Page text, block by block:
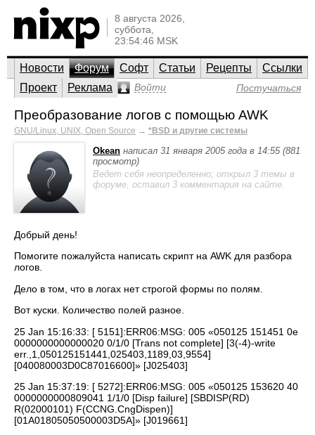
8 августа 2026,
суббота,
23:54:46 MSK
Новости Форум Софт Статьи Рецепты
Ссылки
Проект
Реклама Войти Постучаться
Преобразование логов с помощью AWK
GNU/Linux, UNIX, Open Source → *BSD и другие системы
Okean написал 31 января 2005 года в 14:55 (881
просмотр)
Ведет себя неопределенно; открыл 3 темы в
форуме, оставил 3 комментария на сайте.
Добрый день!
Помогите пожалуйста написать скрипт на AWK для разбора
логов.
Дело в том, что в логах нет строгой формы по полям.
Вот куски. Количество полей разное.
25 Jan 15:16:33: [ 5151]:ERR06:MSG: 005 «050125 151451 0e
0000000000000020 0/1/0 [Trans not complete] [3(-4)-write
err.,1,050125151441,025403,1189,03,9554]
[040080003D0C87016600]» [J025403]
25 Jan 15:37:19: [ 5272]:ERR06:MSG: 005 «050125 153620 40
0000000000809041 1/1/0 [Disp failure] [SBDISP(RD)
R(02000101) F(CCNG.CngDispen)]
[01A01805050500003D5A]» [J019661]